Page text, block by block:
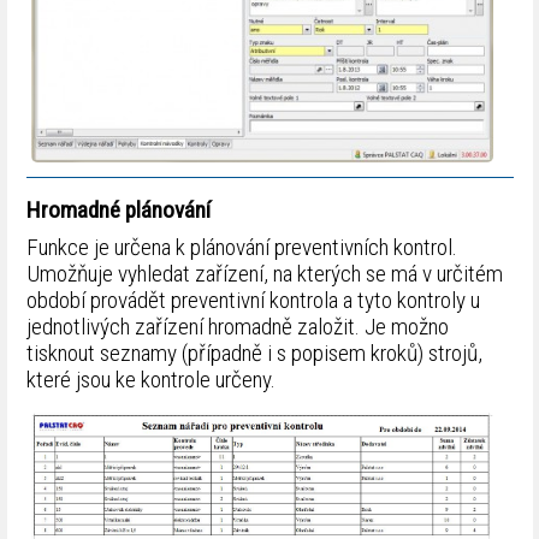
Hromadné plánování
Funkce je určena k plánování preventivních kontrol.
Umožňuje vyhledat zařízení, na kterých se má v určitém
období provádět preventivní kontrola a tyto kontroly u
jednotlivých zařízení hromadně založit. Je možno
tisknout seznamy (případně i s popisem kroků) strojů,
které jsou ke kontrole určeny.